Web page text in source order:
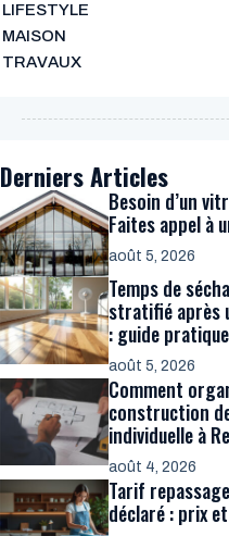
LIFESTYLE
MAISON
TRAVAUX
Derniers Articles
Besoin d’un
Faites appel à
août 5, 2026
Temps de
stratifié après
: guide pratique
août 5, 2026
Comment
construction
individuelle à
août 4, 2026
Tarif
déclaré : prix